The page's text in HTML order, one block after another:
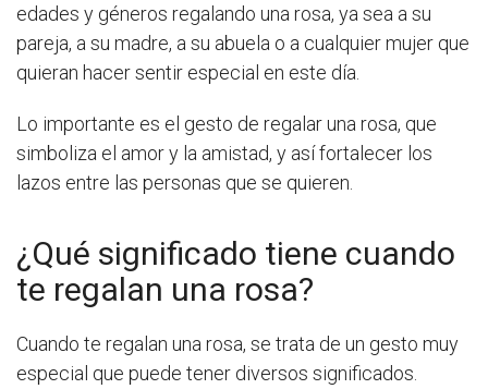
edades y géneros regalando una rosa, ya sea a su
pareja, a su madre, a su abuela o a cualquier mujer que
quieran hacer sentir especial en este día.
Lo importante es el gesto de regalar una rosa, que
simboliza el amor y la amistad, y así fortalecer los
lazos entre las personas que se quieren.
¿Qué significado tiene cuando
te regalan una rosa?
Cuando te regalan una rosa, se trata de un gesto muy
especial que puede tener diversos significados.